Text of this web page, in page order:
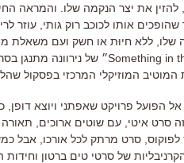
להזין את יצר הנקמה שלו והמראה
שהופכים אותו לכוכב רוק גותי עוזר
שלו ללא חיוּת או חשק ועם משאלת
Something in״ של נירוונה מתנגן
המוזיקלי המרכזי בפסקול
אל הפועל פרויקט שאפתני ויוצא דופן
סרט איטי עם שוטים ארוכים
, סרט מרתק לכל אורכו, אבל
של סרטי טים ברטון